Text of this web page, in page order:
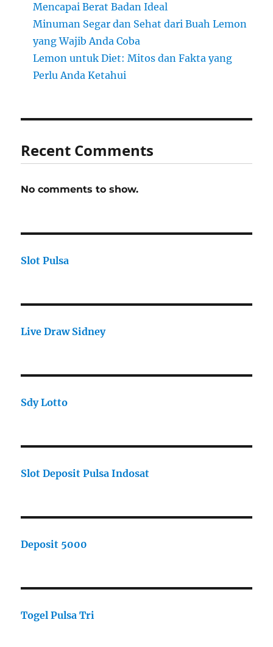
Mencapai Berat Badan Ideal
Minuman Segar dan Sehat dari Buah Lemon
yang Wajib Anda Coba
Lemon untuk Diet: Mitos dan Fakta yang
Perlu Anda Ketahui
Recent Comments
No comments to show.
Slot Pulsa
Live Draw Sidney
Sdy Lotto
Slot Deposit Pulsa Indosat
Deposit 5000
Togel Pulsa Tri